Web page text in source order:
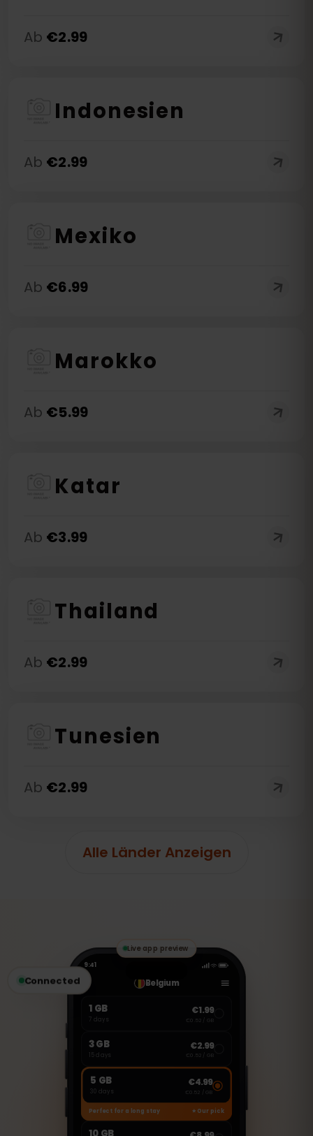
Ab €2.99
Indonesien
Ab €2.99
Mexiko
Ab €6.99
Marokko
Ab €5.99
Katar
Ab €3.99
Thailand
Ab €2.99
Tunesien
Ab €2.99
Alle Länder Anzeigen